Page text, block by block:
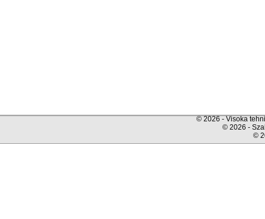
© 2026 - Visoka
© 2026 -
©